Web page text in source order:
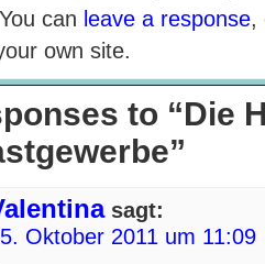
can leave a response,
own site.
to “Die
sagt:
Oktober 2011 um 11:09